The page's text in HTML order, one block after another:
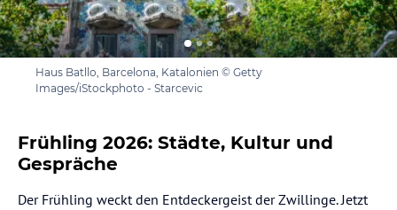
Haus Batllo, Barcelona, Katalonien © Getty
Images/iStockphoto - Starcevic
Frühling 2026: Städte, Kultur und
Gespräche
Der Frühling weckt den Entdeckergeist der Zwillinge. Jetzt